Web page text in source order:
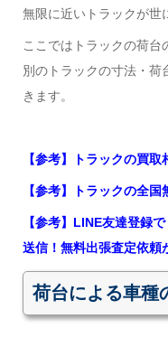
無限に近いトラックが世
ここではトラックの荷
別のトラックの寸法・荷
きます。
【参考】トラックの買
【参考】トラックの全
【参考】LINE友達登録
送信！無料出張査定依頼
荷台による車種